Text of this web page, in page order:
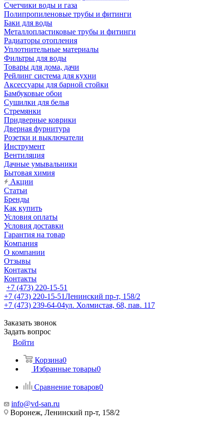
Счетчики воды и газа
Полипропиленовые трубы и фитинги
Баки для воды
Металлопластиковые трубы и фитинги
Радиаторы отопления
Уплотнительные материалы
Фильтры для воды
Товары для дома, дачи
Рейлинг система для кухни
Аксессуары для барной стойки
Бамбуковые обои
Сушилки для белья
Стремянки
Придверные коврики
Дверная фурнитура
Розетки и выключатели
Инструмент
Вентиляция
Дачные умывальники
Бытовая химия
Акции
Статьи
Бренды
Как купить
Условия оплаты
Условия доставки
Гарантия на товар
Компания
О компании
Отзывы
Контакты
Контакты
+7 (473) 220-15-51
+7 (473) 220-15-51Ленинский пр-т, 158/2
+7 (473) 239-64-04ул. Холмистая, 68, пав. 117
Заказать звонок
Задать вопрос
Войти
Корзина0
Избранные товары0
Сравнение товаров0
info@vd-san.ru
Воронеж, Ленинский пр-т, 158/2